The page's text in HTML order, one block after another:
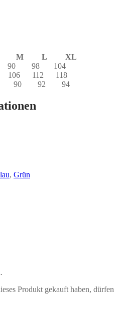
XL
90 98 104
112 118
92 94
, Grün
Produkt gekauft haben, dürfen